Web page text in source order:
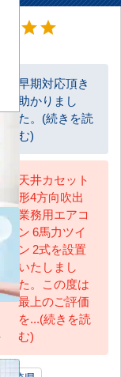
星5
starstar
早期対応頂き
助かりまし
た。(続きを読
む)
天井カセット
形4方向吹出
業務用エアコ
ン 6馬力ツイ
ン 2式を設置
いたしまし
た。この度は
最上のご評価
を...(続きを読
む)